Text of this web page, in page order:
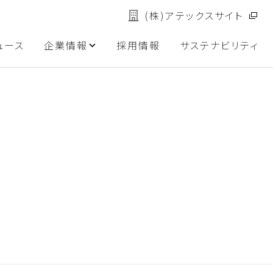
ース 企業情報 採用情報 サステナビリティ
(株)アテックスサイト